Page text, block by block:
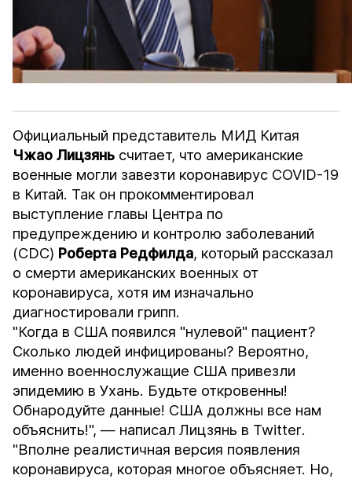
Официальный представитель МИД Китая
Чжао Лицзянь считает, что американские
военные могли завезти коронавирус COVID-19
в Китай. Так он прокомментировал
выступление главы Центра по
предупреждению и контролю заболеваний
(CDC) Роберта Редфилда, который рассказал
о смерти американских военных от
коронавируса, хотя им изначально
диагностировали грипп.
"Когда в США появился "нулевой" пациент?
Сколько людей инфицированы? Вероятно,
именно военнослужащие США привезли
эпидемию в Ухань. Будьте откровенны!
Обнародуйте данные! США должны все нам
объяснить!", — написал Лицзянь в Twitter.
"Вполне реалистичная версия появления
коронавируса, которая многое объясняет. Но,